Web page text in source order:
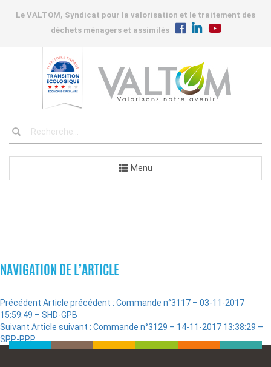
Le VALTOM, Syndicat pour la valorisation et le traitement des
déchets ménagers et assimilés
Menu
NAVIGATION DE L’ARTICLE
Précédent Article précédent : Commande n°3117 – 03-11-2017
15:59:49 – SHD-GPB
Suivant Article suivant : Commande n°3129 – 14-11-2017 13:38:29 –
SPP-PPP